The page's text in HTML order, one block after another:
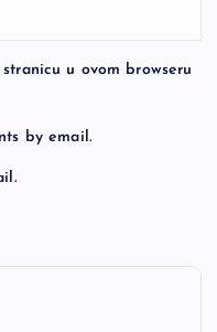
u ovom browseru
by email.